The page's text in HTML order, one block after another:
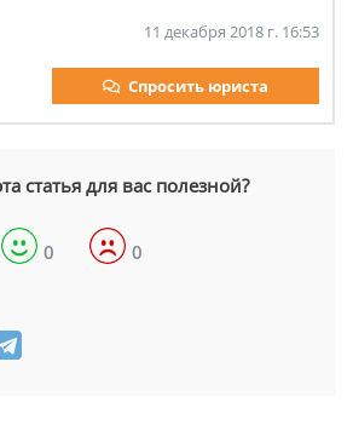
11 декабря 2018 г. 16:53
Спросить юриста
статья для вас полезной?
0 0